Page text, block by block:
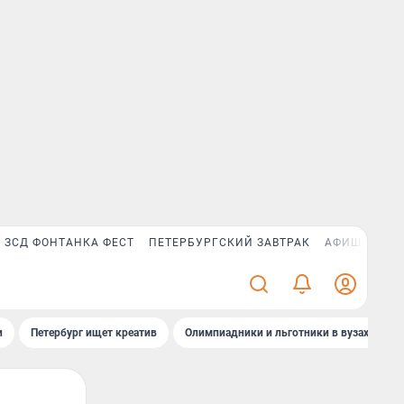
ЗСД ФОНТАНКА ФЕСТ ПЕТЕРБУРГСКИЙ ЗАВТРАК АФИША PLUS
Петербург ищет креатив Олимпиадники и льготники в вузах СПб